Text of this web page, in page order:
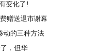
变化了!
赠送退市谢幕
动的三种方法
，但华